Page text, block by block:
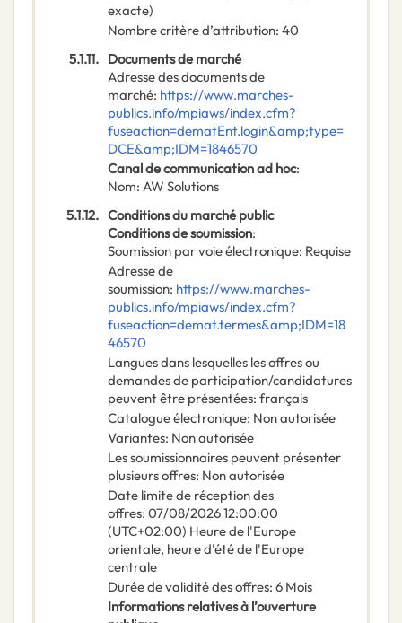
exacte)
Nombre critère d’attribution: 40
5.1.11. Documents de marché
Adresse des documents de
marché: https://www.marches-
publics.info/mpiaws/index.cfm?
fuseaction=dematEnt.login&amp;type=
DCE&amp;IDM=1846570
Canal de communication ad hoc:
Nom: AW Solutions
5.1.12. Conditions du marché public
Conditions de soumission:
Soumission par voie électronique: Requise
Adresse de
soumission: https://www.marches-
publics.info/mpiaws/index.cfm?
fuseaction=demat.termes&amp;IDM=18
46570
Langues dans lesquelles les offres ou
demandes de participation/candidatures
peuvent être présentées: français
Catalogue électronique: Non autorisée
Variantes: Non autorisée
Les soumissionnaires peuvent présenter
plusieurs offres: Non autorisée
Date limite de réception des
offres: 07/08/202612:00:00
(UTC+02:00) Heure de l'Europe
orientale, heure d'été de l'Europe
centrale
Durée de validité des offres: 6 Mois
Informations relatives à l’ouverture